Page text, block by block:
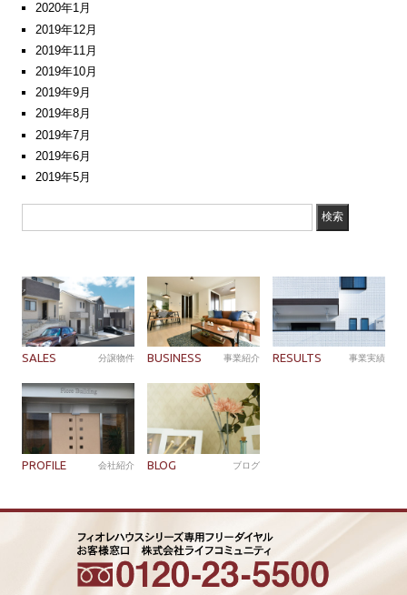
2020年1月
2019年12月
2019年11月
2019年10月
2019年9月
2019年8月
2019年7月
2019年6月
2019年5月
SALES 分譲物件 BUSINESS 事業紹介 RESULTS 事業実績
PROFILE 会社紹介 BLOG ブログ